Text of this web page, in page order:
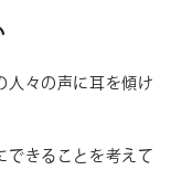
人々の声に耳を傾け
できることを考えて